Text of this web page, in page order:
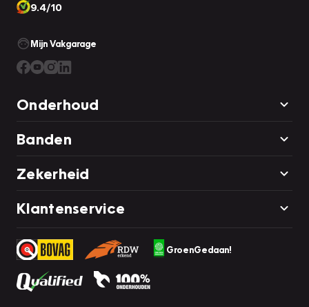
9.4/10
Mijn Vakgarage
Onderhoud
Banden
Zekerheid
Klantenservice
GroenGedaan!